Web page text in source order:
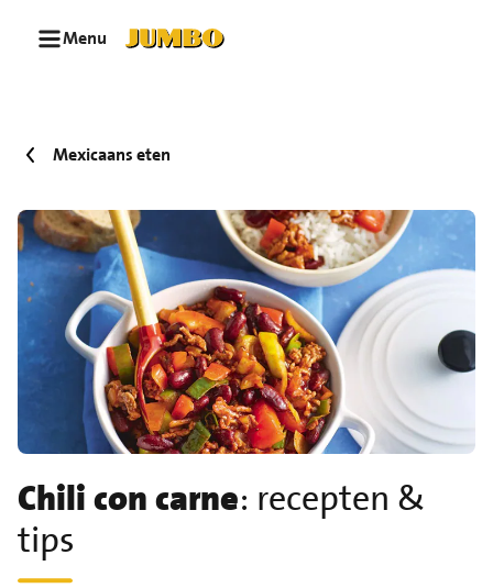
Menu
Mexicaans eten
Chili con carne: recepten &
tips